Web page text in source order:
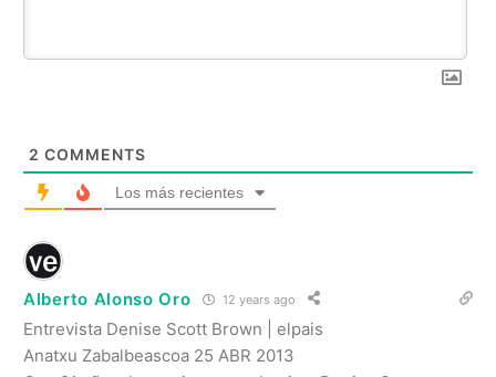
2 COMMENTS
Los más recientes
Alberto Alonso Oro 12 years ago
Entrevista Denise Scott Brown | elpais
Anatxu Zabalbeascoa 25 ABR 2013